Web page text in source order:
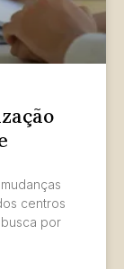
centros
por